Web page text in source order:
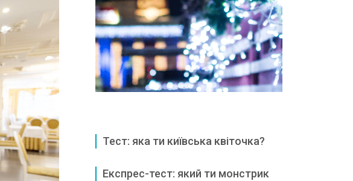
Тест: яка ти київська квіточка?
Експрес-тест: який ти монстрик